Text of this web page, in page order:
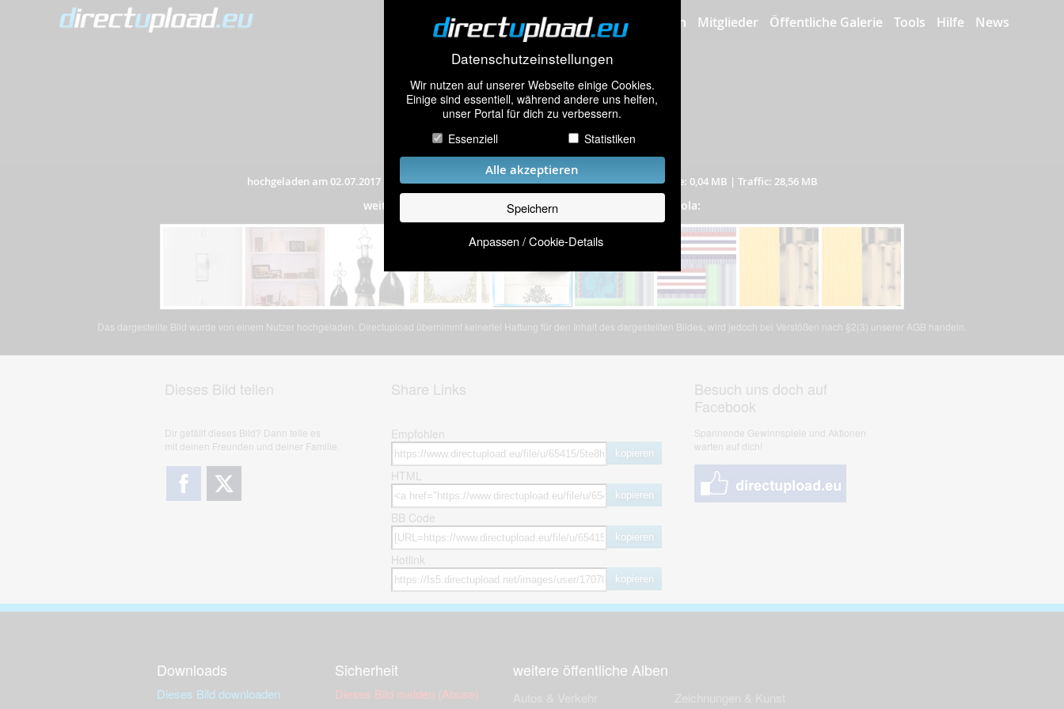
Datenschutzeinstellungen
Wir nutzen auf unserer Webseite einige Cookies.
Einige sind essentiell, während andere uns helfen,
unser Portal für dich zu verbessern.
Essenziell
Statistiken
Alle akzeptieren
Speichern
Anpassen / Cookie-Details
Bilder hochladen Mitglieder Öffentliche Galerie Tools Hilfe News
hochgeladen am 02.07.2017| 670 mal angeschaut|Auflösung: 139x160 Pixel|Dateigröße: 0,04 MB | Traffic: 28,56 MB
weitere Bilder aus dem Album„Bad” (71 Bilder) von Bine_Sola:
Das dargestellte Bild wurde von einem Nutzer hochgeladen. Directupload übernimmt keinerlei Haftung für den Inhalt des dargestellten Bildes, wird jedoch bei Verstößen nach §2(3) unserer AGB handeln.
Dieses Bild teilen
Dir gefällt dieses Bild? Dann teile es
mit deinen Freunden und deiner Familie.
Share Links
Empfohlen
kopieren
HTML
kopieren
BB Code
kopieren
Hotlink
kopieren
Besuch uns doch auf
Facebook
Spannende Gewinnspiele und Aktionen
warten auf dich!
Downloads
Dieses Bild downloaden
Sicherheit
Dieses Bild melden (Abuse)
weitere öffentliche Alben